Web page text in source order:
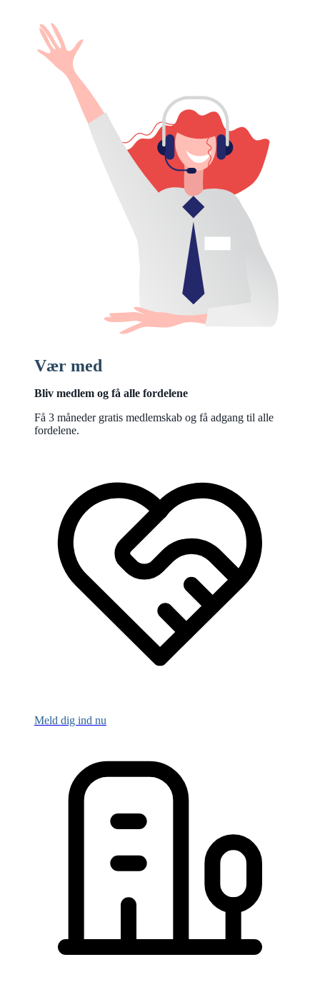
Vær med
Bliv medlem og få alle fordelene
Få 3 måneder gratis medlemskab og få adgang til alle
fordelene.
Meld dig ind nu